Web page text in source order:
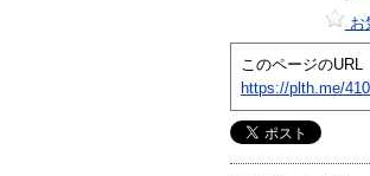
お
このページのURL
https://plth.me/